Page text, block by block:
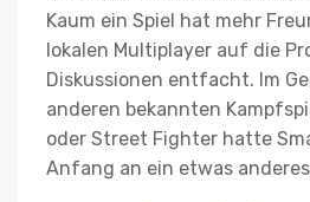
Kaum ein Spiel hat mehr
lokalen Multiplayer auf die
Diskussionen entfacht. Im
anderen bekannten
oder Street Fighter hatte
Anfang an ein etwas